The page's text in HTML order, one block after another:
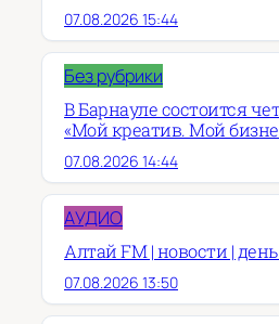
07.08.2026 15:44
Без рубрики
В Барнауле состоится
«Мой креатив. Мой
07.08.2026 14:44
АУДИО
Алтай FM | новости | день
07.08.2026 13:50